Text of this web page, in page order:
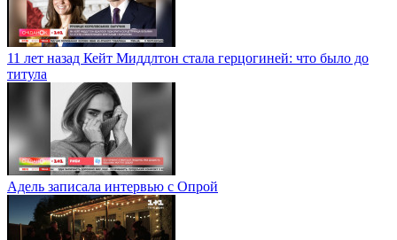
11 лет назад Кейт Миддлтон стала герцогиней: что было до
титула
Адель записала интервью с Опрой